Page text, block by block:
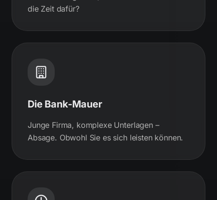
die Zeit dafür?
Die Bank-Mauer
Junge Firma, komplexe Unterlagen –
Absage. Obwohl Sie es sich leisten können.